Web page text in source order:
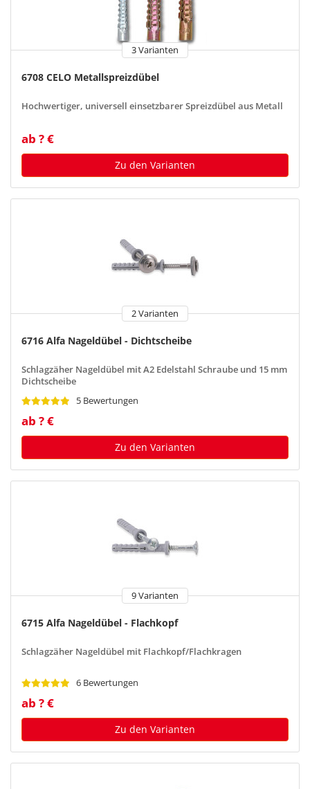
3 Varianten
6708 CELO Metallspreizdübel
Hochwertiger, universell einsetzbarer Spreizdübel aus Metall
ab ? €
Zu den Varianten
2 Varianten
6716 Alfa Nageldübel - Dichtscheibe
Schlagzäher Nageldübel mit A2 Edelstahl Schraube und 15 mm
Dichtscheibe
5 Bewertungen
ab ? €
Zu den Varianten
9 Varianten
6715 Alfa Nageldübel - Flachkopf
Schlagzäher Nageldübel mit Flachkopf/Flachkragen
6 Bewertungen
ab ? €
Zu den Varianten